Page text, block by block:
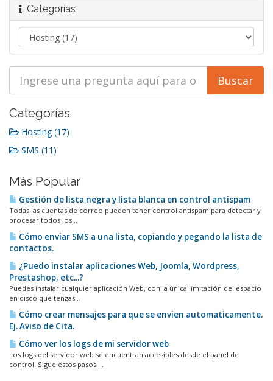
Categorías
Categorías
Hosting (17)
SMS (11)
Más Popular
Gestión de lista negra y lista blanca en control antispam
Todas las cuentas de correo pueden tener control antispam para detectar y
procesar todos los...
Cómo enviar SMS a una lista, copiando y pegando la lista de
contactos.
¿Puedo instalar aplicaciones Web, Joomla, Wordpress,
Prestashop, etc...?
Puedes instalar cualquier aplicación Web, con la única limitación del espacio
en disco que tengas...
Cómo crear mensajes para que se envien automaticamente.
Ej. Aviso de Cita.
Cómo ver los logs de mi servidor web
Los logs del servidor web se encuentran accesibles desde el panel de
control. Sigue estos pasos:...